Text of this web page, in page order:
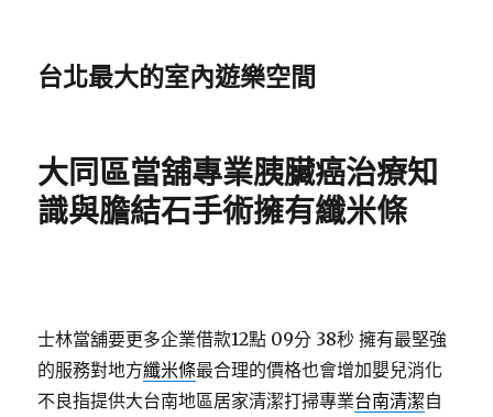
台北最大的室內遊樂空間
大同區當舖專業胰臟癌治療知
識與膽結石手術擁有纖米條
士林當舖要更多企業借款12點 09分 38秒 擁有最堅強
的服務對地方纖米條最合理的價格也會增加嬰兒消化
不良指提供大台南地區居家清潔打掃專業台南清潔自